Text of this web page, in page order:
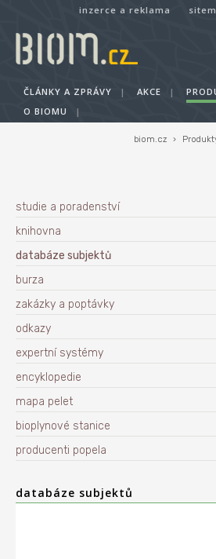
inzerce a reklama
ČLÁNKY A ZPRÁVY | AKCE |
O BIOMU
|
biom.cz ›
studie a poradenství
knihovna
databáze subjektů
burza
zakázky a poptávky
odkazy
expertní systémy
encyklopedie
mapa pelet
bioplynové stanice
producenti popela
databáze subjektů